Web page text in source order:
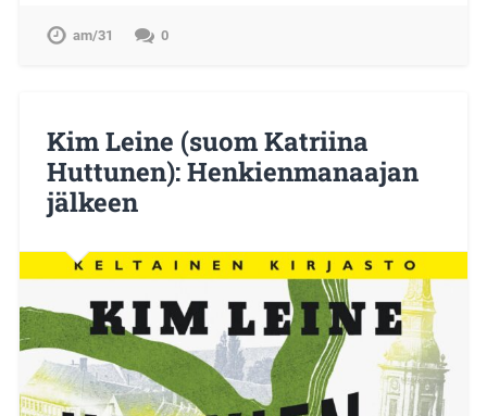
am/31 0
Kim Leine (suom Katriina
Huttunen): Henkienmanaajan
jälkeen